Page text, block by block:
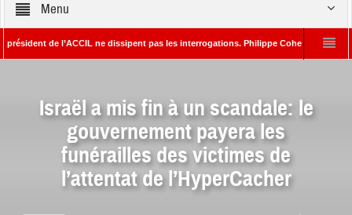
Menu
de l’ACCIL ne dissipent pas les interrogations. Philippe Cohen annonce se
Israël a mis fin à un scandale: le
gouvernement payera les
funérailles des victimes de
l’attentat de l’HyperCacher